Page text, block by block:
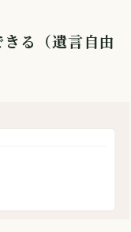
る（遺言自由